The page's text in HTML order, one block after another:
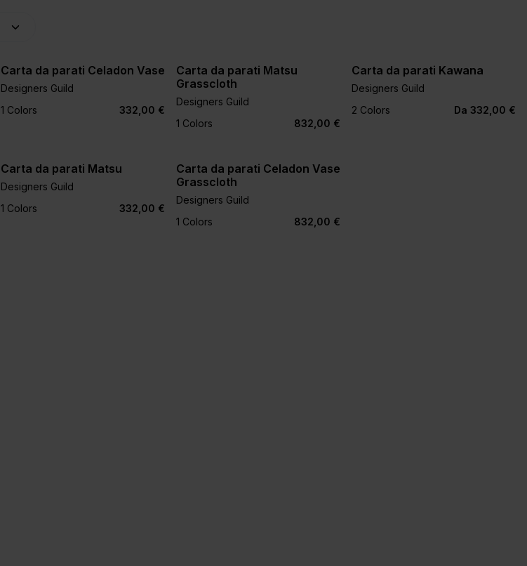
Carta da parati Celadon Vase
Designers Guild
1 Colors
332,00 €
Carta da parati Matsu
Grasscloth
Designers Guild
1 Colors
832,00 €
Carta da parati Kawana
Designers Guild
2 Colors
Da 332,00 €
Carta da parati Matsu
Designers Guild
1 Colors
332,00 €
Carta da parati Celadon Vase
Grasscloth
Designers Guild
1 Colors
832,00 €